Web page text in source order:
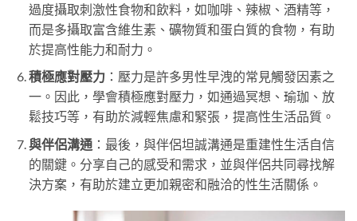
過度攝取刺激性食物和飲料，如咖啡、辣椒、酒精等，
而是多攝取富含維生素、礦物質和蛋白質的食物，有助
於提高性能力和耐力。
積極應對壓力：壓力是許多男性早洩的常見觸發因素之
一。因此，學會積極應對壓力，如通過冥想、瑜珈、放
鬆技巧等，有助於減輕焦慮和緊張，提高性生活品質。
與伴侶溝通：最後，與伴侶坦誠溝通是重建性生活自信
的關鍵。分享自己的感受和需求，並與伴侶共同尋找解
決方案，有助於建立更加親密和融洽的性生活關係。